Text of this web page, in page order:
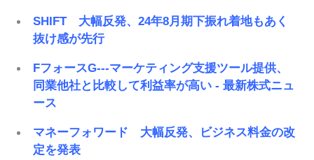
SHIFT 大幅反発、24年8月期下振れ着地もあく
抜け感が先行
FフォースG---マーケティング支援ツール提供、
同業他社と比較して利益率が高い - 最新株式ニュ
ース
マネーフォワード 大幅反発、ビジネス料金の改
定を発表